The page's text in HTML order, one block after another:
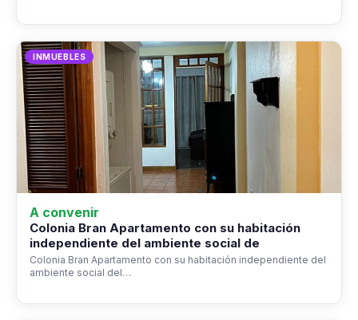
INMUEBLES
A convenir
Colonia Bran Apartamento con su habitación
independiente del ambiente social de
Colonia Bran Apartamento con su habitación independiente del
ambiente social del…